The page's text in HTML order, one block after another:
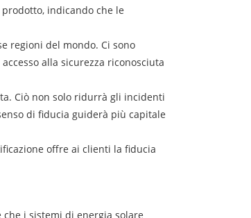
indicando che le
regioni del mondo. Ci sono
alla sicurezza riconosciuta
Ciò non solo ridurrà gli incidenti
di fiducia guiderà più capitale
offre ai clienti la fiducia
i sistemi di energia solare